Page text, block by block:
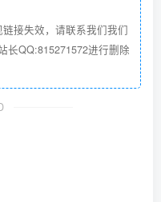
接失效，请联系我们我们
长QQ:815271572进行删除